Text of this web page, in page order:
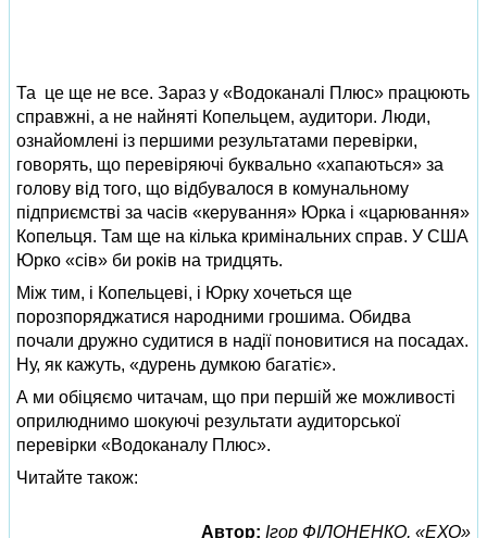
Та це ще не все. Зараз у «Водоканалі Плюс» працюють
справжні, а не найняті Копельцем, аудитори. Люди,
ознайомлені із першими результатами перевірки,
говорять, що перевіряючі буквально «хапаються» за
голову від того, що відбувалося в комунальному
підприємстві за часів «керування» Юрка і «царювання»
Копельця. Там ще на кілька кримінальних справ. У США
Юрко «сів» би років на тридцять.
Між тим, і Копельцеві, і Юрку хочеться ще
порозпоряджатися народними грошима. Обидва
почали дружно судитися в надії поновитися на посадах.
Ну, як кажуть, «дурень думкою багатіє».
А ми обіцяємо читачам, що при першій же можливості
оприлюднимо шокуючі результати аудиторської
перевірки «Водоканалу Плюс».
Читайте також:
Автор: Ігор ФІЛОНЕНКО, «ЕХО»